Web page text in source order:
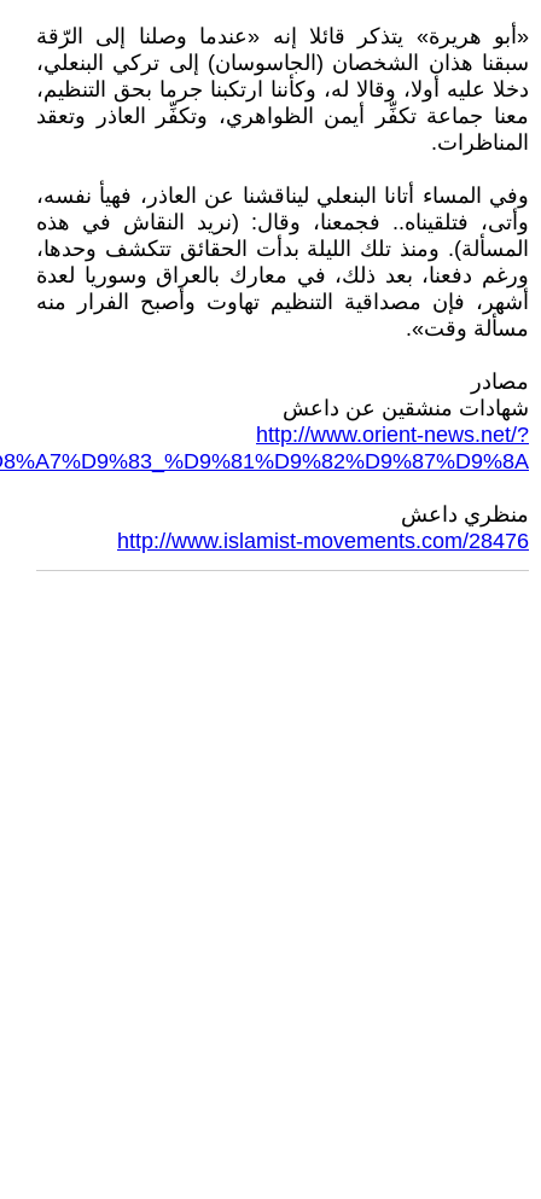
«أبو هريرة» يتذكر قائلا إنه «عندما وصلنا إلى الرّقة
سبقنا هذان الشخصان (الجاسوسان) إلى تركي البنعلي،
دخلا عليه أولا، وقالا له، وكأننا ارتكبنا جرما بحق التنظيم،
معنا جماعة تكفِّر أيمن الظواهري، وتكفِّر العاذر وتعقد
المناظرات.
وفي المساء أتانا البنعلي ليناقشنا عن العاذر، فهيأ نفسه،
وأتى، فتلقيناه.. فجمعنا، وقال: (نريد النقاش في هذه
المسألة). ومنذ تلك الليلة بدأت الحقائق تتكشف وحدها،
ورغم دفعنا، بعد ذلك، في معارك بالعراق وسوريا لعدة
أشهر، فإن مصداقية التنظيم تهاوت وأصبح الفرار منه
مسألة وقت».
مصادر
شهادات منشقين عن داعش
http://www.orient-news.net/?
منظري داعش
http://www.islamist-movements.com/28476